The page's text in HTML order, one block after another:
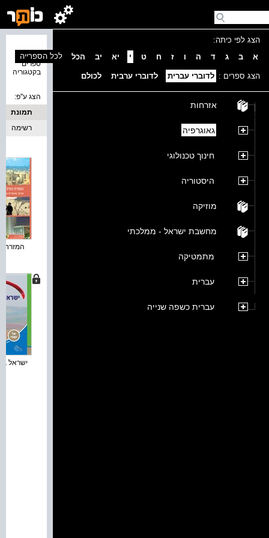
הצג לפי כיתה:
א
ב ג ד ה ו ז ח ט י יא יב הכל
הצג ספרים : לדוברי עברית לדוברי ערבית לכולם
אזרחות
גאוגרפיה
חינוך טכנולוגי
היסטוריה
מוזיקה
מחשבת ישראל - ממלכתי
מתמטיקה
עברית
עברית כשפה שנייה
ספרים
בקטגוריה
לכל הספרייה
הצג ע''פ:
תמונת
כריכה
רשימה
המזרח
ישראל